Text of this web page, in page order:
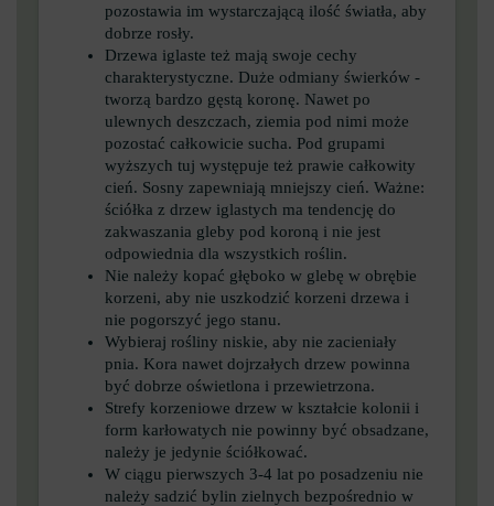
pozostawia im wystarczającą ilość światła, aby
dobrze rosły.
Drzewa iglaste też mają swoje cechy
charakterystyczne. Duże odmiany świerków -
tworzą bardzo gęstą koronę. Nawet po
ulewnych deszczach, ziemia pod nimi może
pozostać całkowicie sucha. Pod grupami
wyższych tuj występuje też prawie całkowity
cień. Sosny zapewniają mniejszy cień. Ważne:
ściółka z drzew iglastych ma tendencję do
zakwaszania gleby pod koroną i nie jest
odpowiednia dla wszystkich roślin.
Nie należy kopać głęboko w glebę w obrębie
korzeni, aby nie uszkodzić korzeni drzewa i
nie pogorszyć jego stanu.
Wybieraj rośliny niskie, aby nie zacieniały
pnia. Kora nawet dojrzałych drzew powinna
być dobrze oświetlona i przewietrzona.
Strefy korzeniowe drzew w kształcie kolonii i
form karłowatych nie powinny być obsadzane,
należy je jedynie ściółkować.
W ciągu pierwszych 3-4 lat po posadzeniu nie
należy sadzić bylin zielnych bezpośrednio w